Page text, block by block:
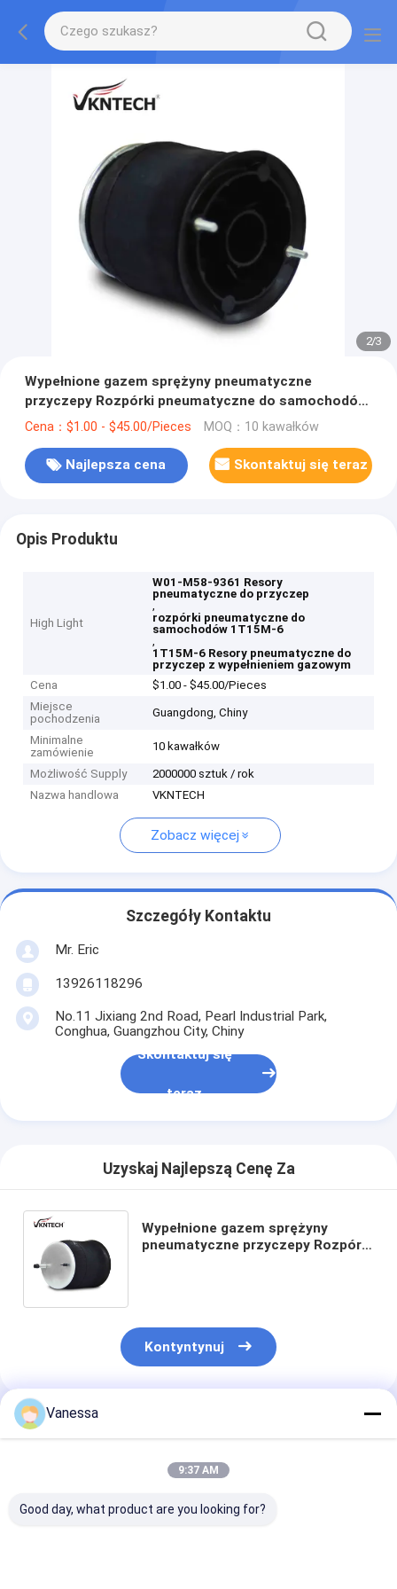
2/3
Wypełnione gazem sprężyny pneumatyczne
przyczepy Rozpórki pneumatyczne do samochodów
1T15M-6 W01-M58-9361
Cena：$1.00 - $45.00/Pieces MOQ：10 kawałków
Najlepsza cena Skontaktuj się teraz
Opis Produktu
High Light
W01-M58-9361 Resory
pneumatyczne do przyczep
,
rozpórki pneumatyczne do
samochodów 1T15M-6
,
1T15M-6 Resory pneumatyczne do
przyczep z wypełnieniem gazowym
Cena
$1.00 - $45.00/Pieces
Miejsce
pochodzenia
Guangdong, Chiny
Minimalne
zamówienie
10 kawałków
Możliwość Supply
2000000 sztuk / rok
Nazwa handlowa
VKNTECH
Zobacz więcej
Szczegóły Kontaktu
Mr. Eric
13926118296
No.11 Jixiang 2nd Road, Pearl Industrial Park,
Conghua, Guangzhou City, Chiny
Skontaktuj się
teraz
Uzyskaj Najlepszą Cenę Za
Wypełnione gazem sprężyny
pneumatyczne przyczepy Rozpórki
Kontyntynuj
Polecane Produkty
Vanessa
9:37 AM
Good day, what product are you looking for?